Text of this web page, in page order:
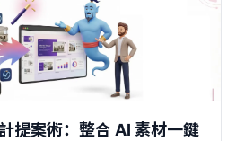
提案術：整合 AI 素材一鍵